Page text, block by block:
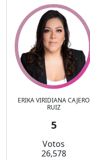
ERIKA VIRIDIANA CAJERO
RUIZ
5
Votos
26,578